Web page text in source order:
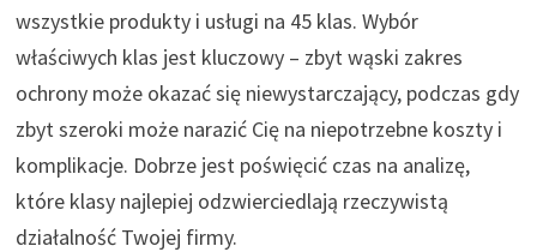
wszystkie produkty i usługi na 45 klas. Wybór
właściwych klas jest kluczowy – zbyt wąski zakres
ochrony może okazać się niewystarczający, podczas gdy
zbyt szeroki może narazić Cię na niepotrzebne koszty i
komplikacje. Dobrze jest poświęcić czas na analizę,
które klasy najlepiej odzwierciedlają rzeczywistą
działalność Twojej firmy.